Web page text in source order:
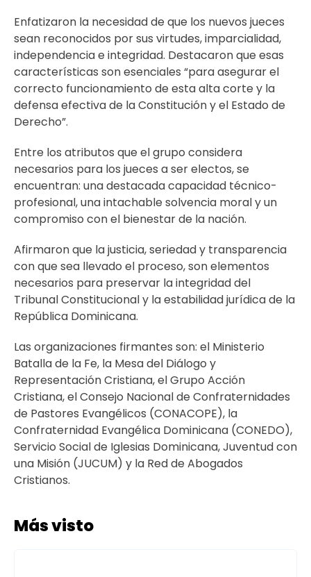
Enfatizaron la necesidad de que los nuevos jueces
sean reconocidos por sus virtudes, imparcialidad,
independencia e integridad. Destacaron que esas
características son esenciales “para asegurar el
correcto funcionamiento de esta alta corte y la
defensa efectiva de la Constitución y el Estado de
Derecho”.
Entre los atributos que el grupo considera
necesarios para los jueces a ser electos, se
encuentran: una destacada capacidad técnico-
profesional, una intachable solvencia moral y un
compromiso con el bienestar de la nación.
Afirmaron que la justicia, seriedad y transparencia
con que sea llevado el proceso, son elementos
necesarios para preservar la integridad del
Tribunal Constitucional y la estabilidad jurídica de la
República Dominicana.
Las organizaciones firmantes son: el Ministerio
Batalla de la Fe, la Mesa del Diálogo y
Representación Cristiana, el Grupo Acción
Cristiana, el Consejo Nacional de Confraternidades
de Pastores Evangélicos (CONACOPE), la
Confraternidad Evangélica Dominicana (CONEDO),
Servicio Social de Iglesias Dominicana, Juventud con
una Misión (JUCUM) y la Red de Abogados
Cristianos.
Más visto